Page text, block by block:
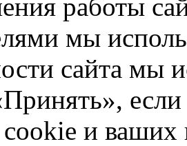
работы
мы
сайта мы
если
cookie и